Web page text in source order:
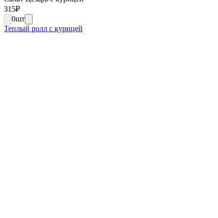
315₽
0шт
Теплый ролл с курицей